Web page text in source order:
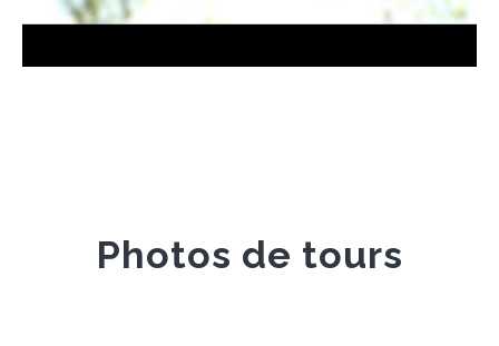
Photos de tours